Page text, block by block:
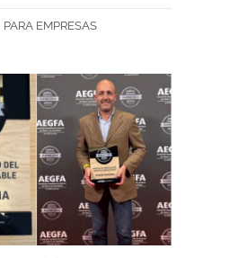
PARA EMPRESAS